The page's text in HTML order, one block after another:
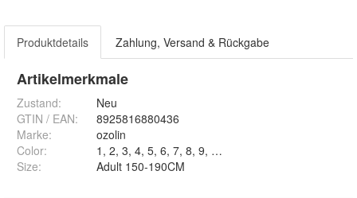
Produktdetails Zahlung, Versand & Rückgabe
Artikelmerkmale
Zustand:
Neu
GTIN / EAN:
8925816880436
Marke:
ozolin
Color:
Size: Adult 150-190CM